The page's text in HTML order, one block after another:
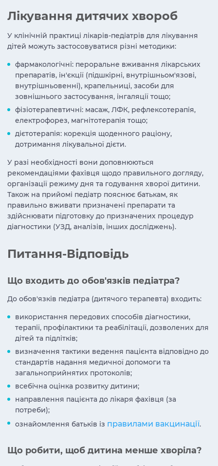
Лікування дитячих хвороб
У клінічній практиці лікарів-педіатрів для лікування
дітей можуть застосовуватися різні методики:
фармакологічні: пероральне вживання лікарських
препаратів, ін'єкції (підшкірні, внутрішньом'язові,
внутрішньовенні), крапельниці, засоби для
зовнішнього застосування, інгаляції тощо;
фізіотерапевтичні: масаж, ЛФК, рефлексотерапія,
електрофорез, магнітотерапія тощо;
дієтотерапія: корекція щоденного раціону,
дотримання лікувальної дієти.
У разі необхідності вони доповнюються
рекомендаціями фахівця щодо правильного догляду,
організації режиму дня та годування хворої дитини.
Також на прийомі педіатр пояснює батькам, як
правильно вживати призначені препарати та
здійснювати підготовку до призначених процедур
діагностики (УЗД, аналізів, інших досліджень).
Питання-Відповідь
Що входить до обов'язків педіатра?
До обов'язків педіатра (дитячого терапевта) входить:
використання передових способів діагностики,
терапії, профілактики та реабілітації, дозволених для
дітей та підлітків;
визначення тактики ведення пацієнта відповідно до
стандартів надання медичної допомоги та
загальноприйнятих протоколів;
всебічна оцінка розвитку дитини;
направлення пацієнта до лікаря фахівця (за
потреби);
ознайомлення батьків із правилами вакцинації.
Що робити, щоб дитина менше хворіла?